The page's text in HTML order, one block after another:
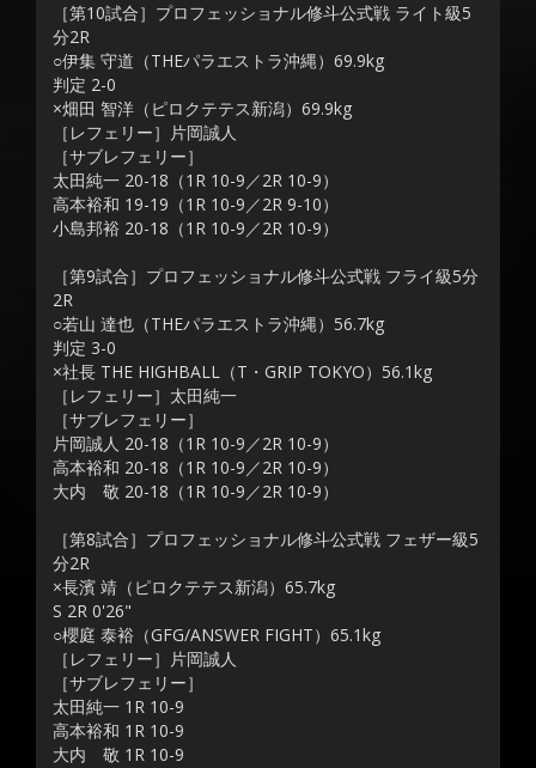
［第10試合］プロフェッショナル修斗公式戦 ライト級5
分2R
○伊集 守道（THEパラエストラ沖縄）69.9kg
判定 2-0
×畑田 智洋（ピロクテテス新潟）69.9kg
［レフェリー］片岡誠人
［サブレフェリー］
太田純一 20-18（1R 10-9／2R 10-9）
高本裕和 19-19（1R 10-9／2R 9-10）
小島邦裕 20-18（1R 10-9／2R 10-9）
［第9試合］プロフェッショナル修斗公式戦 フライ級5分
2R
○若山 達也（THEパラエストラ沖縄）56.7kg
判定 3-0
×社長 THE HIGHBALL（T・GRIP TOKYO）56.1kg
［レフェリー］太田純一
［サブレフェリー］
片岡誠人 20-18（1R 10-9／2R 10-9）
高本裕和 20-18（1R 10-9／2R 10-9）
大内 敬 20-18（1R 10-9／2R 10-9）
［第8試合］プロフェッショナル修斗公式戦 フェザー級5
分2R
×長濱 靖（ピロクテテス新潟）65.7kg
S 2R 0'26"
○櫻庭 泰裕（GFG/ANSWER FIGHT）65.1kg
［レフェリー］片岡誠人
［サブレフェリー］
太田純一 1R 10-9
高本裕和 1R 10-9
大内 敬 1R 10-9